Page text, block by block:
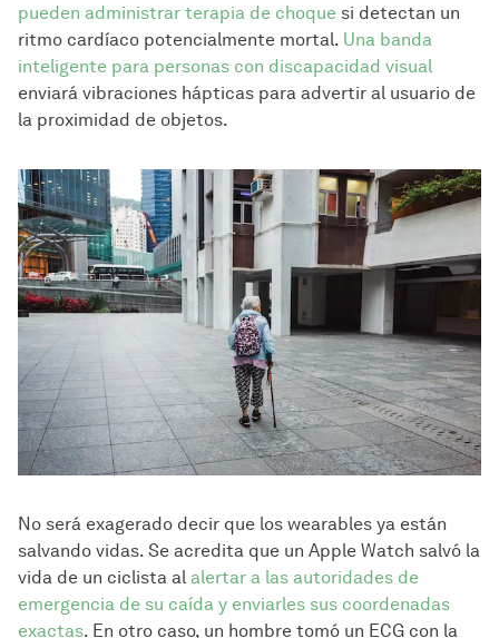
pueden administrar terapia de choque si detectan un
ritmo cardíaco potencialmente mortal. Una banda
inteligente para personas con discapacidad visual
enviará vibraciones hápticas para advertir al usuario de
la proximidad de objetos.
No será exagerado decir que los wearables ya están
salvando vidas. Se acredita que un Apple Watch salvó la
vida de un ciclista al alertar a las autoridades de
emergencia de su caída y enviarles sus coordenadas
exactas. En otro caso, un hombre tomó un ECG con la